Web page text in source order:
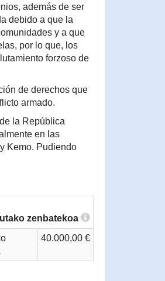
además de ser
debido a que la
y a que
por lo que, los
forzoso de
de derechos que
armado.
la República
en las
Kemo. Pudiendo
zenbatekoa
40.000,00 €